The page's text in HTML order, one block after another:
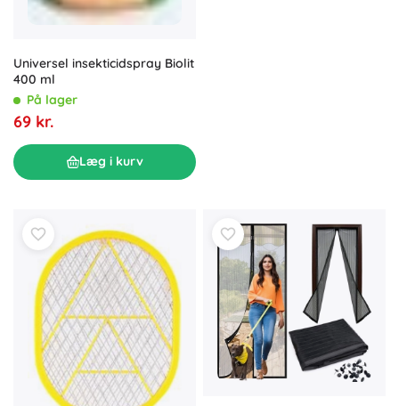
Universel insekticidspray Biolit
400 ml
På lager
69 kr.
Læg i kurv